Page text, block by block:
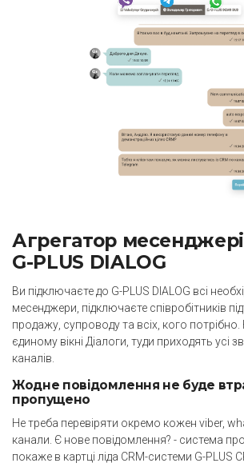
Агрегатор
G-PLUS DIALOG
Ви підключаєте до G-PLUS DIALOG всі
месенджери, підключаєте співробітників
продажу, супроводу та всіх, кого
єдиному вікні Діалоги, туди приходять усі
каналів.
Жодне повідомлення не буде
пропущено
Не треба перевіряти окремо кожен viber,
канали. Є нове повідомлення? - система
покаже в картці ліда CRM-системи G-PLUS